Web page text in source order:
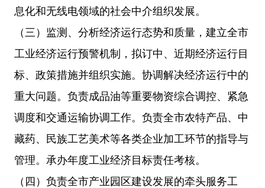
息化和无线电领域的社会中介组织发展。
（三）监测、分析经济运行态势和质量，建立全市
工业经济运行预警机制，拟订中、近期经济运行目
标、政策措施并组织实施。协调解决经济运行中的
重大问题。负责成品油等重要物资综合调控、紧急
调度和交通运输协调工作。负责全市农特产品、中
藏药、民族工艺美术等各类企业加工环节的指导与
管理。承办年度工业经济目标责任考核。
（四）负责全市产业园区建设发展的牵头服务工